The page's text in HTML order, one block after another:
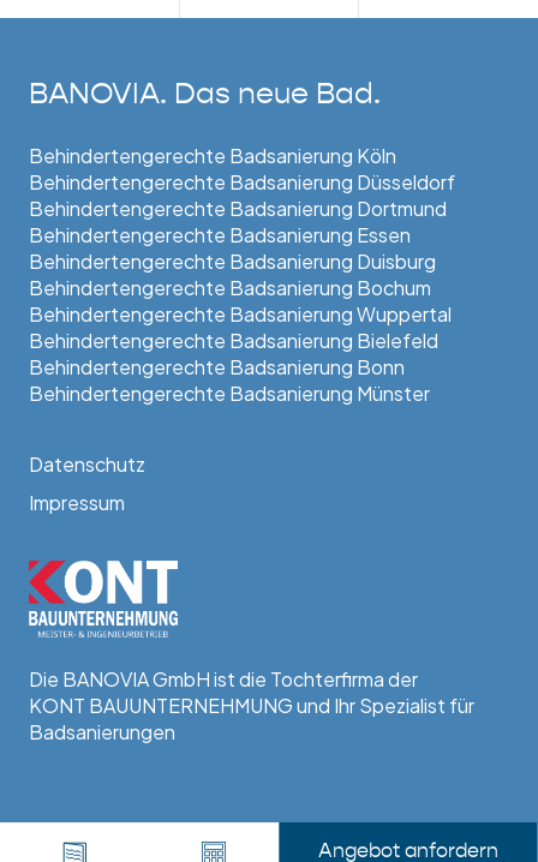
BANOVIA. Das neue Bad.
Behindertengerechte Badsanierung Köln
Behindertengerechte Badsanierung Düsseldorf
Behindertengerechte Badsanierung Dortmund
Behindertengerechte Badsanierung Essen
Behindertengerechte Badsanierung Duisburg
Behindertengerechte Badsanierung Bochum
Behindertengerechte Badsanierung Wuppertal
Behindertengerechte Badsanierung Bielefeld
Behindertengerechte Badsanierung Bonn
Behindertengerechte Badsanierung Münster
Datenschutz
Impressum
Die BANOVIA GmbH ist die Tochterfirma der
KONT BAUUNTERNEHMUNG und Ihr Spezialist für
Badsanierungen
Angebot anfordern